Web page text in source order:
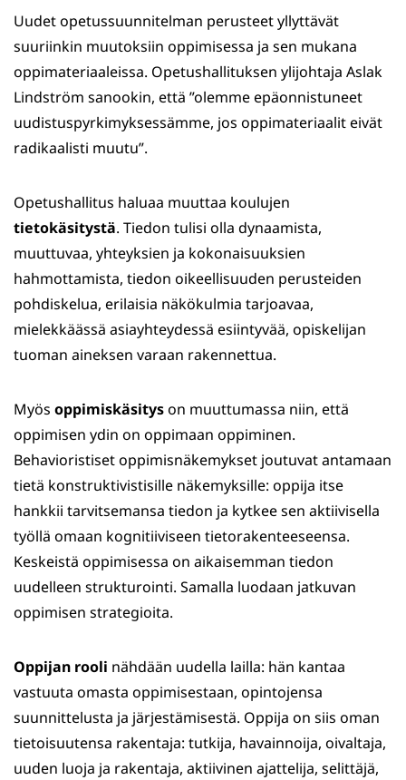
Uudet opetussuunnitelman perusteet yllyttävät
suuriinkin muutoksiin oppimisessa ja sen mukana
oppimateriaaleissa. Opetushallituksen ylijohtaja Aslak
Lindström sanookin, että ”olemme epäonnistuneet
uudistuspyrkimyksessämme, jos oppimateriaalit eivät
radikaalisti muutu”.
Opetushallitus haluaa muuttaa koulujen
tietokäsitystä. Tiedon tulisi olla dynaamista,
muuttuvaa, yhteyksien ja kokonaisuuksien
hahmottamista, tiedon oikeellisuuden perusteiden
pohdiskelua, erilaisia näkökulmia tarjoavaa,
mielekkäässä asiayhteydessä esiintyvää, opiskelijan
tuoman aineksen varaan rakennettua.
Myös oppimiskäsityson muuttumassa niin, että
oppimisen ydin on oppimaan oppiminen.
Behavioristiset oppimisnäkemykset joutuvat antamaan
tietä konstruktivistisille näkemyksille: oppija itse
hankkii tarvitsemansa tiedon ja kytkee sen aktiivisella
työllä omaan kognitiiviseen tietorakenteeseensa.
Keskeistä oppimisessa on aikaisemman tiedon
uudelleen strukturointi. Samalla luodaan jatkuvan
oppimisen strategioita.
Oppijan rooli nähdään uudella lailla: hän kantaa
vastuuta omasta oppimisestaan, opintojensa
suunnittelusta ja järjestämisestä. Oppija on siis oman
tietoisuutensa rakentaja: tutkija, havainnoija, oivaltaja,
uuden luoja ja rakentaja, aktiivinen ajattelija, selittäjä,